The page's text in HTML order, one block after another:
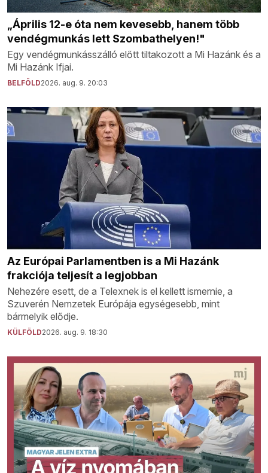
„Április 12-e óta nem kevesebb, hanem több
vendégmunkás lett Szombathelyen!"
Egy vendégmunkásszálló előtt tiltakozott a Mi Hazánk és a
Mi Hazánk Ifjai.
BELFÖLD2026. aug. 9. 20:03
Az Európai Parlamentben is a Mi Hazánk
frakciója teljesít a legjobban
Nehezére esett, de a Telexnek is el kellett ismernie, a
Szuverén Nemzetek Európája egységesebb, mint
bármelyik elődje.
KÜLFÖLD2026. aug. 9. 18:30